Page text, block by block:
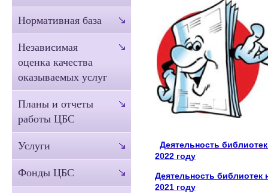
Деятельность
2022 году
Деятельность библиотек
2021 году
Нормативная база
Независимая
оценка качества
оказываемых услуг
Планы и отчеты
работы ЦБС
Услуги
Фонды ЦБС